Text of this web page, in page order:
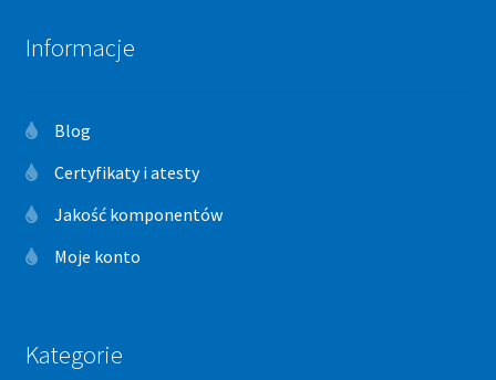
Informacje
Blog
Certyfikaty i atesty
Jakość komponentów
Moje konto
Kategorie